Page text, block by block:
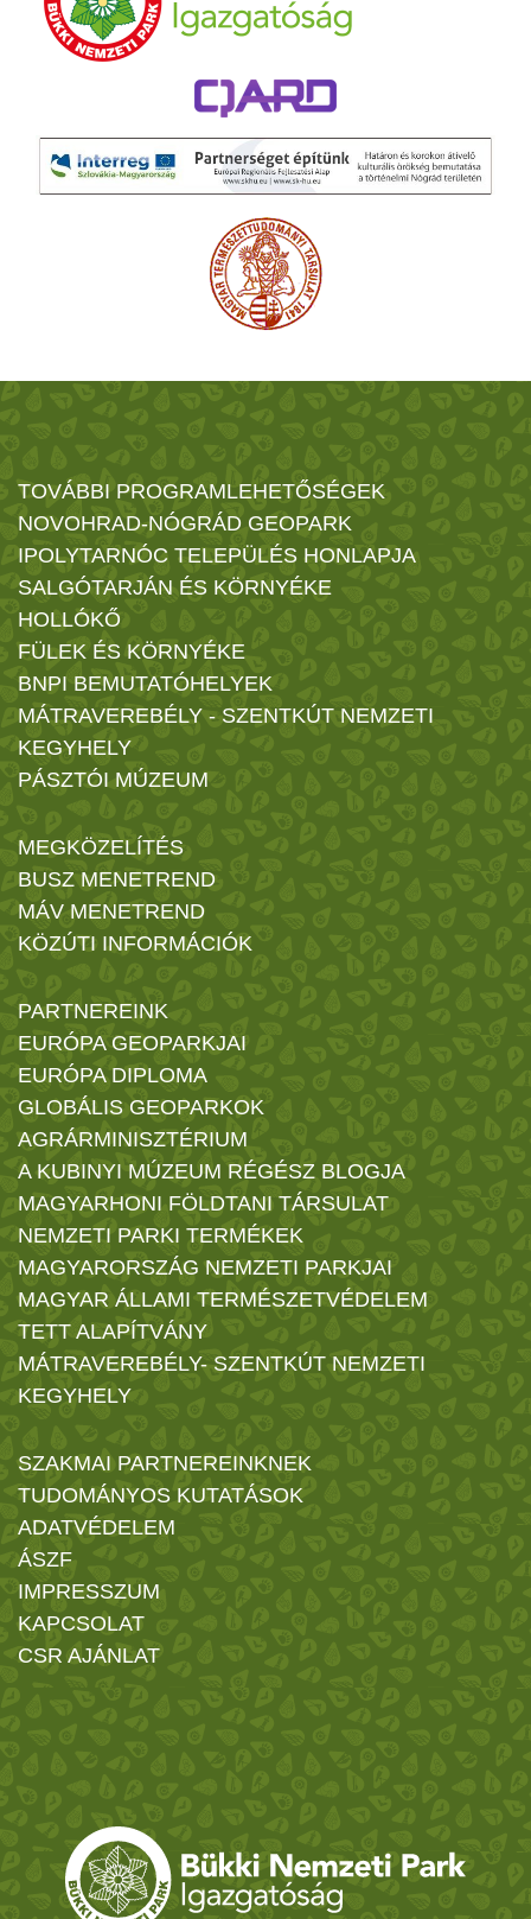
TOVÁBBI PROGRAMLEHETŐSÉGEK
NOVOHRAD-NÓGRÁD GEOPARK
IPOLYTARNÓC TELEPÜLÉS HONLAPJA
SALGÓTARJÁN ÉS KÖRNYÉKE
HOLLÓKŐ
FÜLEK ÉS KÖRNYÉKE
BNPI BEMUTATÓHELYEK
MÁTRAVEREBÉLY - SZENTKÚT NEMZETI
KEGYHELY
PÁSZTÓI MÚZEUM
MEGKÖZELÍTÉS
BUSZ MENETREND
MÁV MENETREND
KÖZÚTI INFORMÁCIÓK
PARTNEREINK
EURÓPA GEOPARKJAI
EURÓPA DIPLOMA
GLOBÁLIS GEOPARKOK
AGRÁRMINISZTÉRIUM
A KUBINYI MÚZEUM RÉGÉSZ BLOGJA
MAGYARHONI FÖLDTANI TÁRSULAT
NEMZETI PARKI TERMÉKEK
MAGYARORSZÁG NEMZETI PARKJAI
MAGYAR ÁLLAMI TERMÉSZETVÉDELEM
TETT ALAPÍTVÁNY
MÁTRAVEREBÉLY- SZENTKÚT NEMZETI
KEGYHELY
SZAKMAI PARTNEREINKNEK
TUDOMÁNYOS KUTATÁSOK
ADATVÉDELEM
ÁSZF
IMPRESSZUM
KAPCSOLAT
CSR AJÁNLAT